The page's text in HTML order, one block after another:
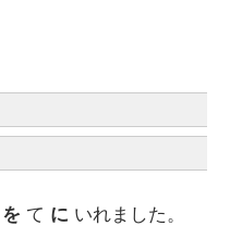
を て に いれました。